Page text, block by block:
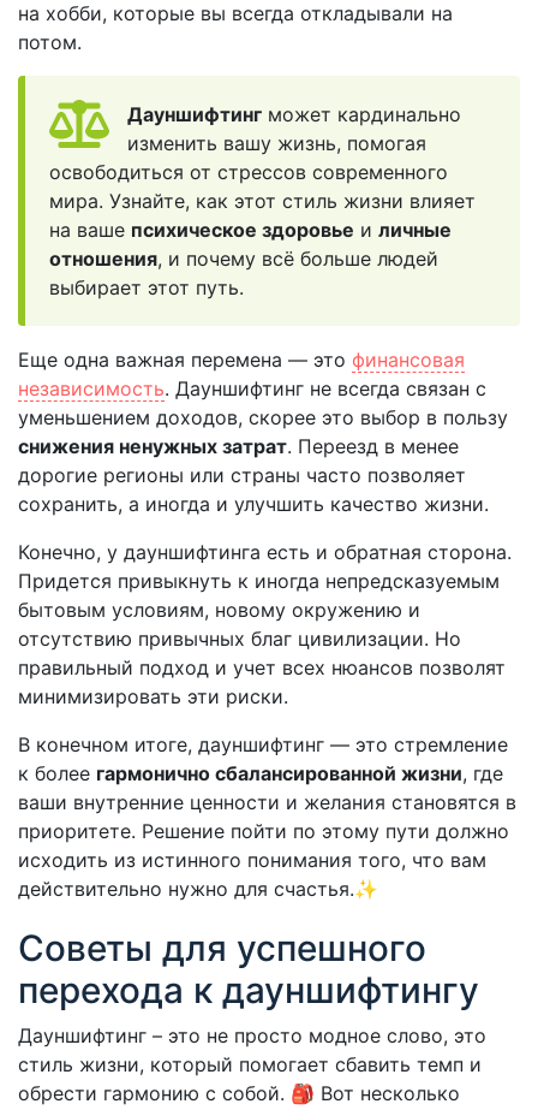
на хобби, которые вы всегда откладывали на
потом.
Дауншифтинг может кардинально
изменить вашу жизнь, помогая
освободиться от стрессов современного
мира. Узнайте, как этот стиль жизни влияет
на ваше психическое здоровье и личные
отношения, и почему всё больше людей
выбирает этот путь.
Еще одна важная перемена — это финансовая
независимость. Дауншифтинг не всегда связан с
уменьшением доходов, скорее это выбор в пользу
снижения ненужных затрат. Переезд в менее
дорогие регионы или страны часто позволяет
сохранить, а иногда и улучшить качество жизни.
Конечно, у дауншифтинга есть и обратная сторона.
Придется привыкнуть к иногда непредсказуемым
бытовым условиям, новому окружению и
отсутствию привычных благ цивилизации. Но
правильный подход и учет всех нюансов позволят
минимизировать эти риски.
В конечном итоге, дауншифтинг — это стремление
к более гармонично сбалансированной жизни, где
ваши внутренние ценности и желания становятся в
приоритете. Решение пойти по этому пути должно
исходить из истинного понимания того, что вам
действительно нужно для счастья.✨
Советы для успешного
перехода к дауншифтингу
Дауншифтинг – это не просто модное слово, это
стиль жизни, который помогает сбавить темп и
обрести гармонию с собой. 🎒 Вот несколько